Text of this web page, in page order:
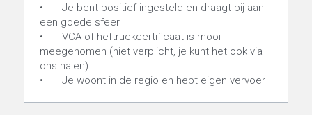
•	Je bent positief ingesteld en draagt bij aan
een goede sfeer
•	VCA of heftruckcertificaat is mooi
meegenomen (niet verplicht, je kunt het ook via
ons halen)
•	Je woont in de regio en hebt eigen vervoer